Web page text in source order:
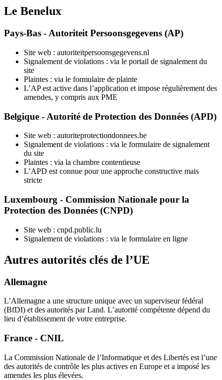
Le Benelux
Pays-Bas - Autoriteit Persoonsgegevens (AP)
Site web : autoriteitpersoonsgegevens.nl
Signalement de violations : via le portail de signalement du
site
Plaintes : via le formulaire de plainte
L’AP est active dans l’application et impose régulièrement des
amendes, y compris aux PME
Belgique - Autorité de Protection des Données (APD)
Site web : autoriteprotectiondonnees.be
Signalement de violations : via le formulaire de signalement
du site
Plaintes : via la chambre contentieuse
L’APD est connue pour une approche constructive mais
stricte
Luxembourg - Commission Nationale pour la
Protection des Données (CNPD)
Site web : cnpd.public.lu
Signalement de violations : via le formulaire en ligne
Autres autorités clés de l’UE
Allemagne
L’Allemagne a une structure unique avec un superviseur fédéral
(BfDI) et des autorités par Land. L’autorité compétente dépend du
lieu d’établissement de votre entreprise.
France - CNIL
La Commission Nationale de l’Informatique et des Libertés est l’une
des autorités de contrôle les plus actives en Europe et a imposé les
amendes les plus élevées.